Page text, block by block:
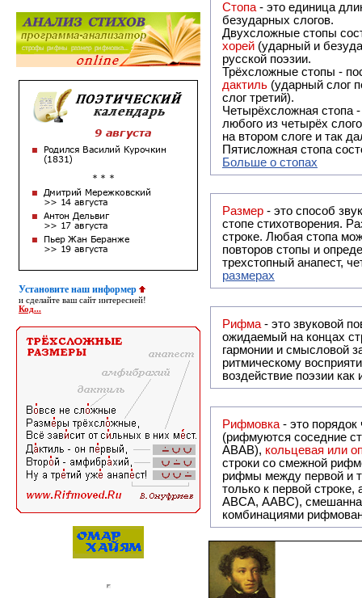
Установите наш информер
и сделайте ваш сайт интересней!
Код...
Стопа - это единица
безударных слогов.
Двухсложные стопы
хорей (ударный и
русской поэзии.
Трёхсложные стопы -
дактиль (ударный слог
слог третий).
Четырёхсложная стопа
любого из четырёх
на втором слоге и так
Пятисложная стопа
Больше о стопах
Размер - это способ
стопе стихотворения.
строке. Любая стопа
повторов стопы и
трехстопный анапест,
размерах
Рифма - это звуковой повтор, традиционно используемый в поэзии и, как
ожидаемый на концах
гармонии и смысловой
ритмическому
воздействие поэзии
Рифмовка - это
(рифмуются соседние
ABAB), кольцевая или
строки со смежной
рифмы между первой и
только к первой
ABCA, AABC), смешанная или вольная рифмовка (рифмовка в сложных строфах с различными
комбинациями